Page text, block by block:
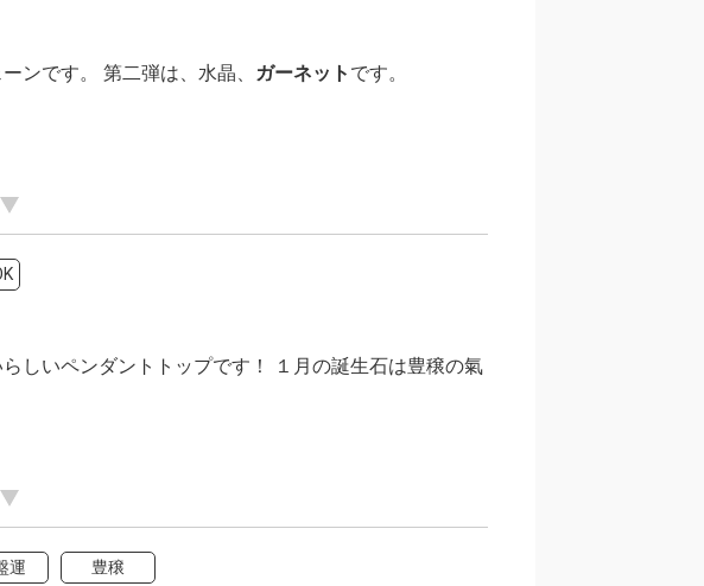
ンです。 第二弾は、水晶、 ガーネット です。
しいペンダントトップです！ １月の誕生石は豊穣の氣
運 豊穣